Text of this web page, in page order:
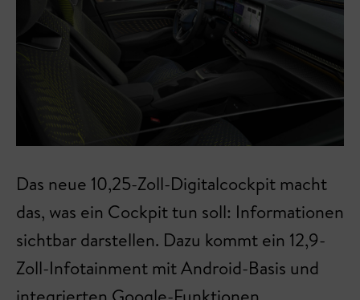
Das neue 10,25-Zoll-Digitalcockpit macht
das, was ein Cockpit tun soll: Informationen
sichtbar darstellen. Dazu kommt ein 12,9-
Zoll-Infotainment mit Android-Basis und